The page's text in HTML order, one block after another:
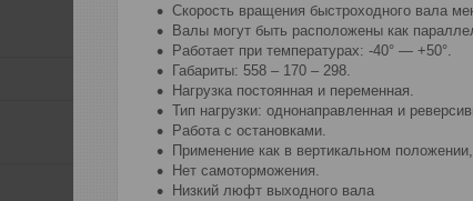
Скорость вращения быстроходного вала
Валы могут быть расположены как
Работает при температурах: -40° — +50°.
Габариты: 558 – 170 – 298.
Нагрузка постоянная и переменная.
Тип нагрузки: однонаправленная и
Работа с остановками.
Применение как в вертикальном
Нет самоторможения.
Низкий люфт выходного вала